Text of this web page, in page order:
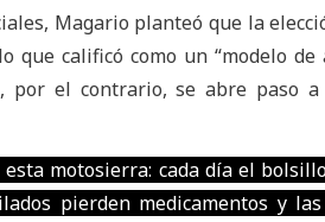
Magario planteó que la
que calificó como un “modelo de
por el contrario, se abre paso
motosierra: cada día el
pierden medicamentos y